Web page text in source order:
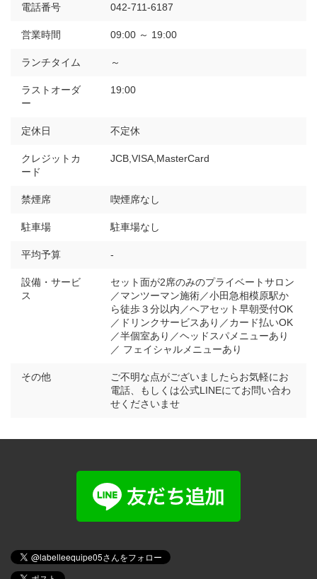
電話番号 042-711-6187
営業時間 09:00 ～ 19:00
ランチタイム ～
ラストオーダ
ー
19:00
定休日 不定休
クレジットカ
ード
JCB,VISA,MasterCard
禁煙席 喫煙席なし
駐車場 駐車場なし
平均予算 -
設備・サービ
ス
セット面が2席のみのプライベートサロン
／マンツーマン施術／小田急相模原駅か
ら徒歩３分以内／ヘアセット早朝受付OK
／ドリンクサービスあり／カード払いOK
／半個室あり／ヘッドスパメニューあり
／ フェイシャルメニューあり
その他
ご不明な点がございましたらお気軽にお
電話、もしくは公式LINEにてお問い合わ
せくださいませ